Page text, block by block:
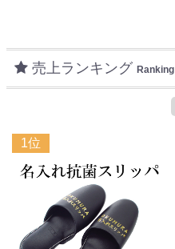
売上ランキング Ranking
1位